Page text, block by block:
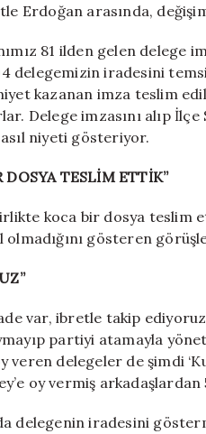
Erdoğan arasında,
81 ilden gelen delege
delegemizin iradesini
kazanan imza teslim
Delege imzasını alıp
niyeti gösteriyor.
DOSYA TESLİM ETTİK”
koca bir dosya teslim
gösteren
var, ibretle takip
partiyi atamayla
veren delegeler de şimdi
oy vermiş
delegenin iradesini